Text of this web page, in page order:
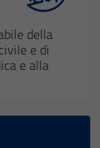
della
e di
e alla